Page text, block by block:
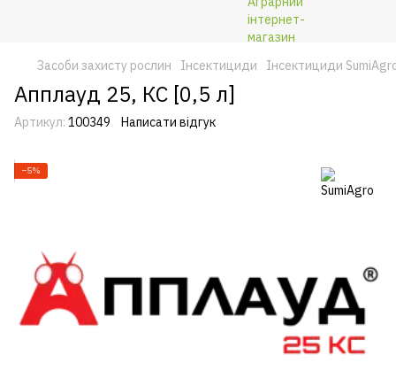
Засоби захисту рослин Інсектициди Інсектициди
Апплауд 25, КС [0,5 л]
Артикул: 100349 Написати відгук
−5%